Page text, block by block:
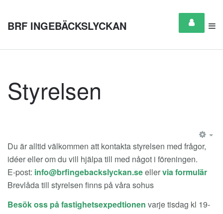
BRF INGEBÄCKSLYCKAN
Styrelsen
Du är alltid välkommen att kontakta styrelsen med frågor,
idéer eller om du vill hjälpa till med något i föreningen.
E-post:
ellervia formulär
Brevlåda till styrelsen finns på våra sohus
Besök oss på fastighetsexpedtionen varje tisdag kl 19-